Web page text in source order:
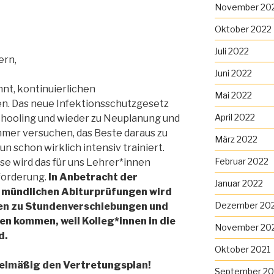
kontinuierlichen
Das neue Infektionsschutzgesetz
und wieder zu Neuplanung und
versuchen, das Beste daraus zu
schon wirklich intensiv trainiert.
wird das für uns Lehrer*innen
In Anbetracht der
Abiturprüfungen wird
zu Stundenverschiebungen und
kommen, weil Kolleg*innen in die
den Vertretungsplan!
November
Oktober 2022
Juli 2022
Juni 2022
Mai 2022
April 2022
März 2022
Februar 2022
Januar 2022
Dezember
November
Oktober 2021
September